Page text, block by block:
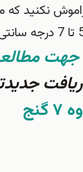
نکنید
جهت